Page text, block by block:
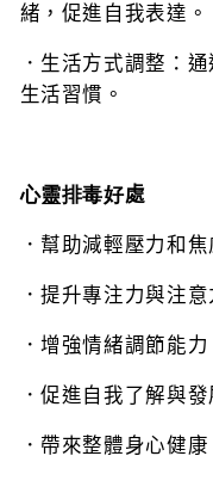
緒，促進自我表達。
．生活方式調整：
生活習慣。
心靈排毒好處
．幫助減輕壓力和
．提升專注力與注
．增強情緒調節能
．促進自我了解與
．帶來整體身心健